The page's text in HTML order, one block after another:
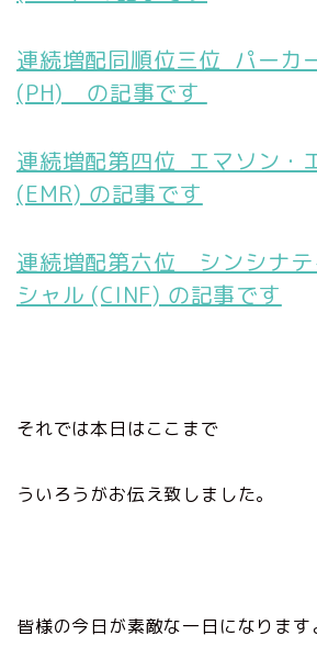
連続増配同順位三位 パーカ
(PH) の記事です
連続増配第四位 エマソン・
(EMR) の記事です
連続増配第六位 シンシナテ
シャル (CINF) の記事です
それでは本日はここまで
ういろうがお伝え致しました。
皆様の今日が素敵な一日になります